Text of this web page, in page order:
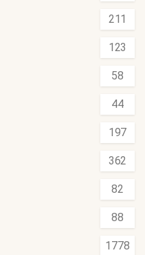
211
123
58
44
197
362
82
88
1778